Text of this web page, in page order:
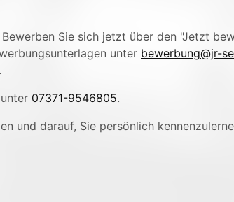
Sie sich jetzt über den "Jetzt
unter bewerbung@jr-
07371-9546805.
und darauf, Sie persönlich